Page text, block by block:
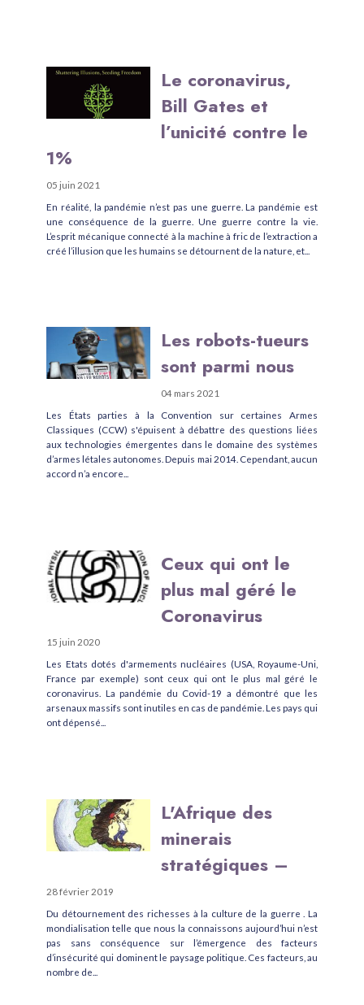
Le coronavirus,
Bill Gates et
l’unicité contre le
1%
05 juin 2021
En réalité, la pandémie n’est pas une guerre. La pandémie est
une conséquence de la guerre. Une guerre contre la vie.
L’esprit mécanique connecté à la machine à fric de l’extraction a
créé l’illusion que les humains se détournent de la nature, et...
Les robots-tueurs
sont parmi nous
04 mars 2021
Les États parties à la Convention sur certaines Armes
Classiques (CCW) s'épuisent à débattre des questions liées
aux technologies émergentes dans le domaine des systèmes
d’armes létales autonomes. Depuis mai 2014. Cependant, aucun
accord n’a encore...
Ceux qui ont le
plus mal géré le
Coronavirus
15 juin 2020
Les Etats dotés d'armements nucléaires (USA, Royaume-Uni,
France par exemple) sont ceux qui ont le plus mal géré le
coronavirus. La pandémie du Covid-19 a démontré que les
arsenaux massifs sont inutiles en cas de pandémie. Les pays qui
ont dépensé...
L'Afrique des
minerais
stratégiques –
28 février 2019
Du détournement des richesses à la culture de la guerre . La
mondialisation telle que nous la connaissons aujourd’hui n’est
pas sans conséquence sur l’émergence des facteurs
d’insécurité qui dominent le paysage politique. Ces facteurs, au
nombre de...